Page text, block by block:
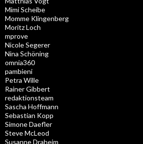
Mimi Scheibe
Momme Klingenberg
Moritz Loch
mprove
Nicole Segerer
Nina Schöning
omnia360
pambieni
Petra Wille
Rainer Gibbert
redaktionsteam
Sascha Hoffmann
Sebastian Kopp
Simone Daefler
Steve McLeod
Susanne Draheim